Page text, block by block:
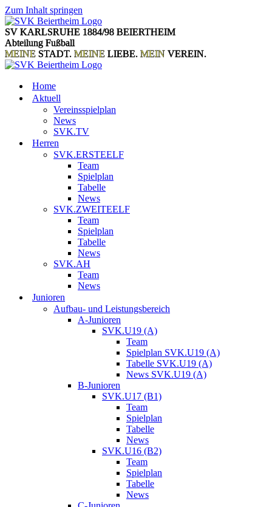
Zum Inhalt springen
SV KARLSRUHE 1884/98 BEIERTHEIM
Abteilung Fußball
MEINE STADT. MEINE LIEBE. MEIN VEREIN.
Home
Aktuell
Vereinsspielplan
News
SVK.TV
Herren
SVK.ERSTEELF
Team
Spielplan
Tabelle
News
SVK.ZWEITEELF
Team
Spielplan
Tabelle
News
SVK.AH
Team
News
Junioren
Aufbau- und Leistungsbereich
A-Junioren
SVK.U19 (A)
Team
Spielplan SVK.U19 (A)
Tabelle SVK.U19 (A)
News SVK.U19 (A)
B-Junioren
SVK.U17 (B1)
Team
Spielplan
Tabelle
News
SVK.U16 (B2)
Team
Spielplan
Tabelle
News